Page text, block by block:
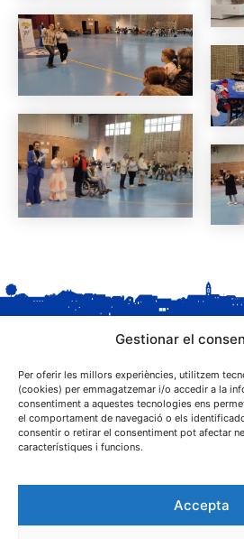
Gestionar el
Per oferir les millors experiències, utilitzem
(cookies) per emmagatzemar i/o accedir a la
consentiment a aquestes tecnologies ens
el comportament de navegació o els
consentir o retirar el consentiment pot afectar
característiques i funcions.
Accepta
C. Sant Josep, 1
25243 El Palau d'Anglesola